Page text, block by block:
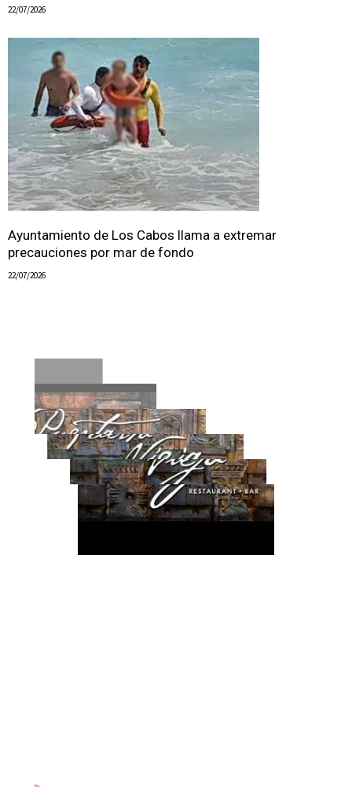
22/07/2026
Ayuntamiento de Los Cabos llama a extremar
precauciones por mar de fondo
22/07/2026